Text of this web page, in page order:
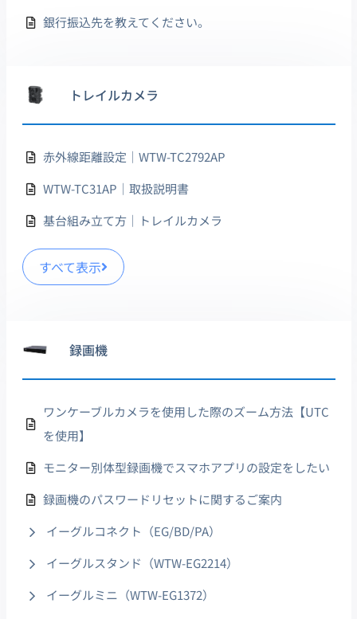
銀行振込先を教えてください。
トレイルカメラ
赤外線距離設定｜WTW-TC2792AP
WTW-TC31AP｜取扱説明書
基台組み立て方｜トレイルカメラ
すべて表示
録画機
ワンケーブルカメラを使用した際のズーム方法【UTC
を使用】
モニター別体型録画機でスマホアプリの設定をしたい
録画機のパスワードリセットに関するご案内
イーグルコネクト（EG/BD/PA）
イーグルスタンド（WTW-EG2214）
イーグルミニ（WTW-EG1372）